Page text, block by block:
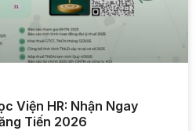
Viện HR: Nhận Ngay
Tiến 2026